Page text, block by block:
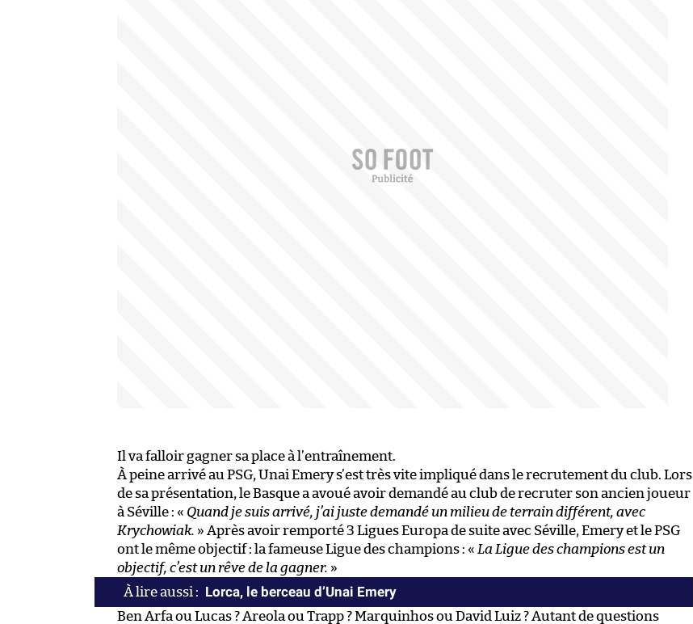
Il va falloir gagner sa place à l’entraînement.
À peine arrivé au PSG, Unai Emery s’est très vite impliqué dans le recrutement du club. Lors
de sa présentation, le Basque a avoué avoir demandé au club de recruter son ancien joueur
à Séville : « Quand je suis arrivé, j’ai juste demandé un milieu de terrain différent, avec
Krychowiak. » Après avoir remporté 3 Ligues Europa de suite avec Séville, Emery et le PSG
ont le même objectif : la fameuse Ligue des champions : « La Ligue des champions est un
objectif, c’est un rêve de la gagner. »
Lorca, le berceau d’Unai Emery
Ben Arfa ou Lucas ? Areola ou Trapp ? Marquinhos ou David Luiz ? Autant de questions